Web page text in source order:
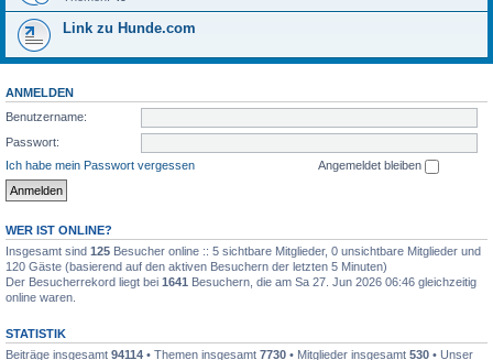
Link zu Hunde.com
ANMELDEN
Benutzername:
Passwort:
Ich habe mein Passwort vergessen
Angemeldet bleiben
WER IST ONLINE?
Insgesamt sind 125 Besucher online :: 5 sichtbare Mitglieder, 0 unsichtbare Mitglieder und
120 Gäste (basierend auf den aktiven Besuchern der letzten 5 Minuten)
Der Besucherrekord liegt bei 1641 Besuchern, die am Sa 27. Jun 2026 06:46 gleichzeitig
online waren.
STATISTIK
Beiträge insgesamt 94114 • Themen insgesamt 7730 • Mitglieder insgesamt 530 • Unser